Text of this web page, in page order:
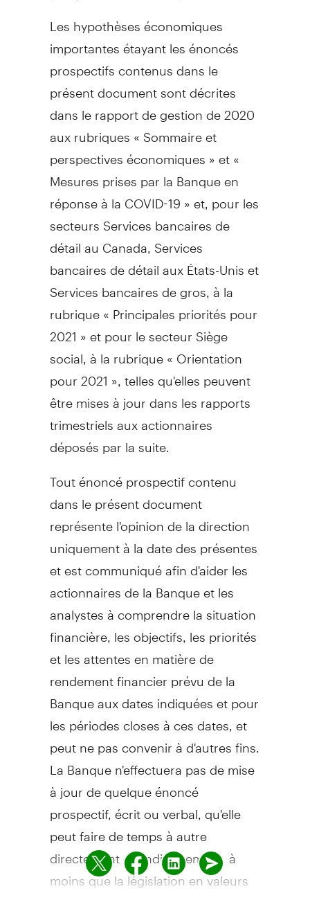
Les hypothèses économiques
importantes étayant les énoncés
prospectifs contenus dans le
présent document sont décrites
dans le rapport de gestion de 2020
aux rubriques « Sommaire et
perspectives économiques » et «
Mesures prises par la Banque en
réponse à la COVID-19 » et, pour les
secteurs Services bancaires de
détail au Canada , Services
bancaires de détail aux États-Unis et
Services bancaires de gros, à la
rubrique « Principales priorités pour
2021 » et pour le secteur Siège
social, à la rubrique « Orientation
pour 2021 », telles qu'elles peuvent
être mises à jour dans les rapports
trimestriels aux actionnaires
déposés par la suite.
Tout énoncé prospectif contenu
dans le présent document
représente l'opinion de la direction
uniquement à la date des présentes
et est communiqué afin d'aider les
actionnaires de la Banque et les
analystes à comprendre la situation
financière, les objectifs, les priorités
et les attentes en matière de
rendement financier prévu de la
Banque aux dates indiquées et pour
les périodes closes à ces dates, et
peut ne pas convenir à d'autres fins.
La Banque n'effectuera pas de mise
à jour de quelque énoncé
prospectif, écrit ou verbal, qu'elle
peut faire de temps à autre
directement ou indirectement, à
moins que la législation en valeurs